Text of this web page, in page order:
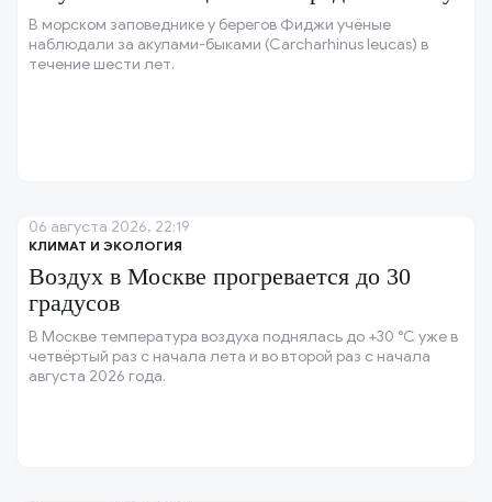
В морском заповеднике у берегов Фиджи учёные
наблюдали за акулами-быками (Carcharhinus leucas) в
течение шести лет.
КЛИМАТ И ЭКОЛОГИЯ
Воздух в Москве прогревается до 30
градусов
В Москве температура воздуха поднялась до +30 °C уже в
четвёртый раз с начала лета и во второй раз с начала
августа 2026 года.
06 августа 2026, 22:19